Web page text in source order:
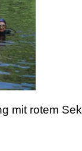
mit rotem